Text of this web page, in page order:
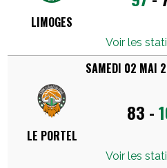
LIMOGES
Voir les
LE PORTEL
SAMEDI 02 MAI
Voir les
83 -